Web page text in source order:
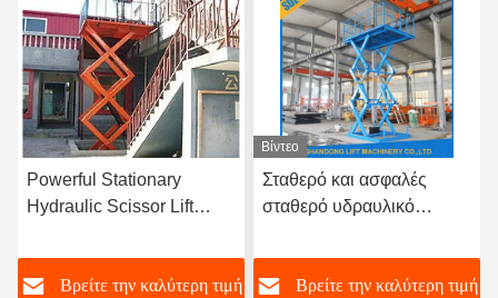
Powerful Stationary
Hydraulic Scissor Lift
Lifting of Heavy Goods
Βρείτε την καλύτερη τιμή
Βίντεο
Σταθερό και ασφαλές
σταθερό υδραυλικό
αποθήκη φορτίου πίνακα
ανελκυστήρα ψαλίδι
Βρείτε την καλύτερη τιμή